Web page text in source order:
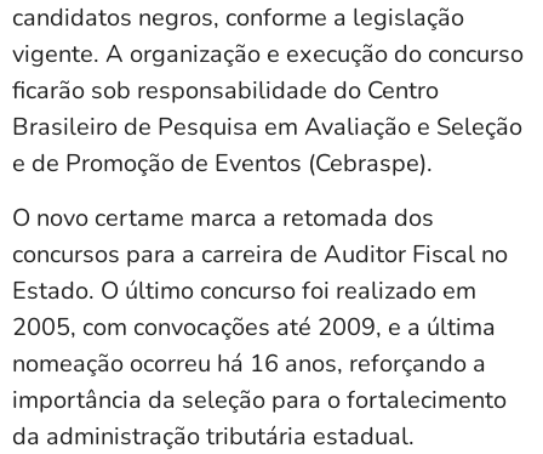
candidatos negros, conforme a legislação
vigente. A organização e execução do concurso
ficarão sob responsabilidade do Centro
Brasileiro de Pesquisa em Avaliação e Seleção
e de Promoção de Eventos (Cebraspe).
O novo certame marca a retomada dos
concursos para a carreira de Auditor Fiscal no
Estado. O último concurso foi realizado em
2005, com convocações até 2009, e a última
nomeação ocorreu há 16 anos, reforçando a
importância da seleção para o fortalecimento
da administração tributária estadual.